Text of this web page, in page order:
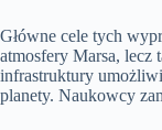
Główne cele tych
atmosfery Marsa, lecz
infrastruktury
planety. Naukowcy